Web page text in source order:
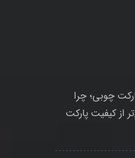
چوبی؛ چرا
از کیفیت پارکت